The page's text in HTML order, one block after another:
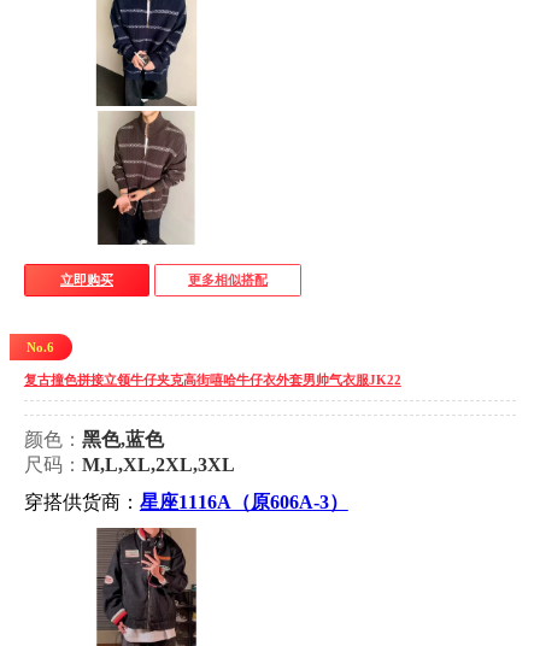
立即购买 更多相似搭配
No.6
复古撞色拼接立领牛仔夹克高街嘻哈牛仔衣外套男帅气衣服JK22
颜色： 黑色,蓝色
尺码： M,L,XL,2XL,3XL
穿搭供货商： 星座1116A（原606A-3）